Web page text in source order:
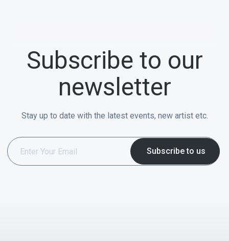
Subscribe to our
newsletter
Stay up to date with the latest events, new artist etc.